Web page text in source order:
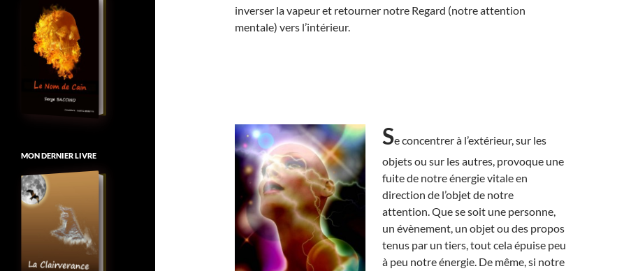
inverser la vapeur et retourner notre Regard (notre attention
mentale) vers l’intérieur.
Se concentrer à l’extérieur, sur les
objets ou sur les autres, provoque une
fuite de notre énergie vitale en
direction de l’objet de notre
attention. Que se soit une personne,
un évènement, un objet ou des propos
tenus par un tiers, tout cela épuise peu
à peu notre énergie. De même, si notre
MON DERNIER LIVRE